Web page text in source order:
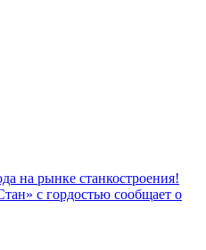
на рынке станкостроения!
с гордостью сообщает о